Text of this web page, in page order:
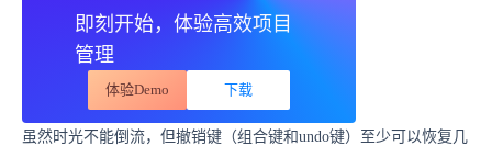
即刻开始，体验高效项目
管理
体验Demo 下载
虽然时光不能倒流，但撤销键（组合键和undo键）至少可以恢复几